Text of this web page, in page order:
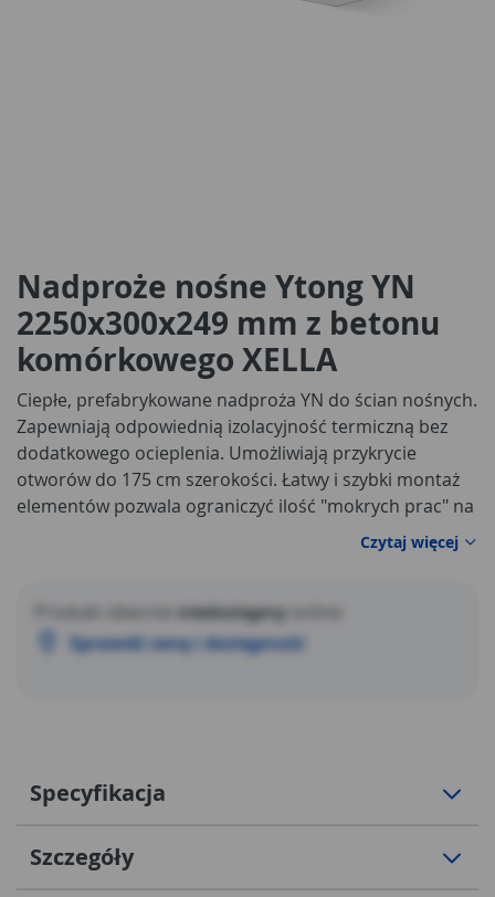
Nadproże nośne Ytong YN
2250x300x249 mm z betonu
komórkowego XELLA
Ciepłe, prefabrykowane nadproża YN do ścian nośnych.
Zapewniają odpowiednią izolacyjność termiczną bez
dodatkowego ocieplenia. Umożliwiają przykrycie
otworów do 175 cm szerokości. Łatwy i szybki montaż
elementów pozwala ograniczyć ilość "mokrych prac" na
Czytaj więcej
niedostępny
Sprawdź cenę i dostępność
Specyfikacja
Szczegóły